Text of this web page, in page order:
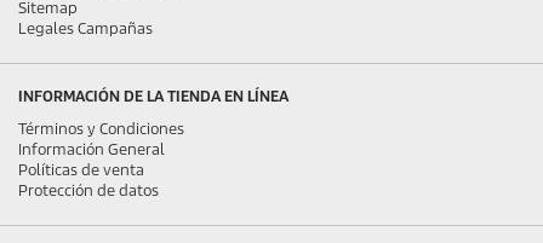
Sitemap
Legales Campañas
INFORMACIÓN DE LA TIENDA EN LÍNEA
Términos y Condiciones
Información General
Políticas de venta
Protección de datos